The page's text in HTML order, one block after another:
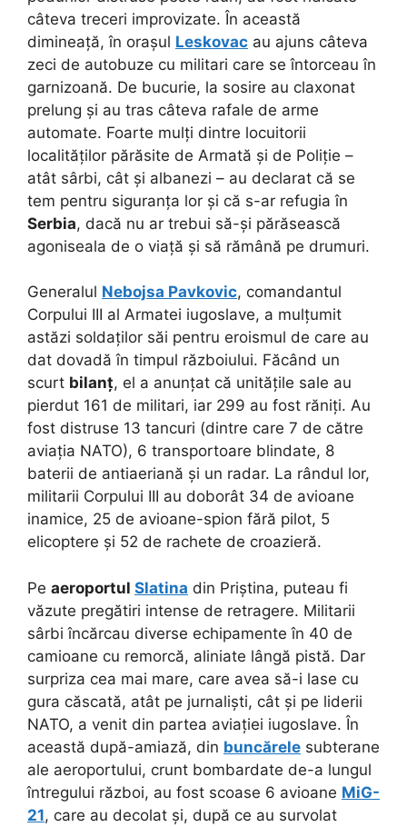
câteva treceri improvizate. În această
dimineață, în orașul Leskovac au ajuns câteva
zeci de autobuze cu militari care se întorceau în
garnizoană. De bucurie, la sosire au claxonat
prelung și au tras câteva rafale de arme
automate. Foarte mulți dintre locuitorii
localităților părăsite de Armată și de Poliție –
atât sârbi, cât și albanezi – au declarat că se
tem pentru siguranța lor și că s-ar refugia în
Serbia, dacă nu ar trebui să-și părăsească
agoniseala de o viață și să rămână pe drumuri.
Generalul Nebojsa Pavkovic, comandantul
Corpului III al Armatei iugoslave, a mulțumit
astăzi soldaților săi pentru eroismul de care au
dat dovadă în timpul războiului. Făcând un
scurt bilanț, el a anunțat că unitățile sale au
pierdut 161 de militari, iar 299 au fost răniți. Au
fost distruse 13 tancuri (dintre care 7 de către
aviația NATO), 6 transportoare blindate, 8
baterii de antiaeriană și un radar. La rândul lor,
militarii Corpului III au doborât 34 de avioane
inamice, 25 de avioane-spion fără pilot, 5
elicoptere și 52 de rachete de croazieră.
Pe aeroportul Slatina din Priștina, puteau fi
văzute pregătiri intense de retragere. Militarii
sârbi încărcau diverse echipamente în 40 de
camioane cu remorcă, aliniate lângă pistă. Dar
surpriza cea mai mare, care avea să-i lase cu
gura căscată, atât pe jurnaliști, cât și pe liderii
NATO, a venit din partea aviației iugoslave. În
această după-amiază, din buncărele subterane
ale aeroportului, crunt bombardate de-a lungul
întregului război, au fost scoase 6 avioane MiG-
21, care au decolat și, după ce au survolat